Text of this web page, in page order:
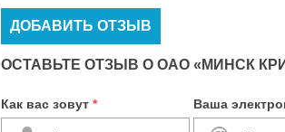
ДОБАВИТЬ ОТЗЫВ
ОСТАВЬТЕ ОТЗЫВ О ОАО «МИНСК
Как вас зовут * Ваша